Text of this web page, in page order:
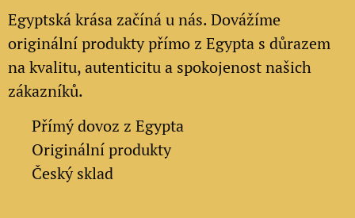
Egyptská krása začíná u nás. Dovážíme
originální produkty přímo z Egypta s důrazem
na kvalitu, autenticitu a spokojenost našich
zákazníků.
Přímý dovoz z Egypta
Originální produkty
✔ Český sklad